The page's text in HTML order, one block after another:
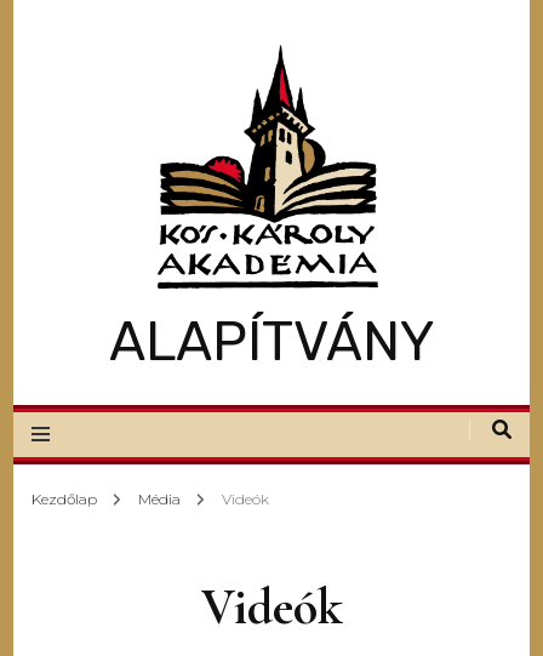
ALAPÍTVÁNY
Kezdőlap Média Videók
Videók